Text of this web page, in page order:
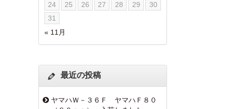
« 11月
24
25 26 27 28 29
30
31
最近の投稿
ヤマハＷ－３６Ｆ ヤマハＦ８０